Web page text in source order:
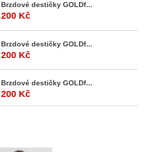
Brzdové destičky GOLDf...
200 Kč
Brzdové destičky GOLDf...
200 Kč
Brzdové destičky GOLDf...
200 Kč